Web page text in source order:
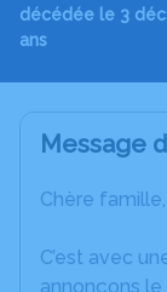
décédée le 3
ans
Message
Chère
C’est avec
annonçons